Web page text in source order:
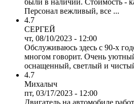
были в наличии. Стоимость -
Персонал вежливый, все ...
4.7
СЕРГЕЙ
чт, 08/10/2023 - 12:00
Обслуживаюсь здесь с 90-х
многом говорит. Очень
оснащенный, светлый и
4.7
Михалыч
пт, 03/17/2023 - 12:00